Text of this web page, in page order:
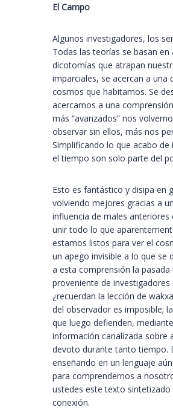
El Campo
Algunos investigadores, los
Todas las teorías se basan
dicotomías que atrapan
imparciales, se acercan a
cosmos que habitamos. Se
acercamos a una
más “avanzados” nos
observar sin ellos, más nos
Simplificando lo que acabo
el tiempo son solo parte del
Esto es fantástico y disipa en
volviendo mejores gracias a
influencia de males
unir todo lo que
estamos listos para ver el
un apego invisible a lo que se
a esta comprensión la
proveniente de
¿recuerdan la lección de
del observador es imposible;
que luego defienden,
información canalizada sobre
devoto durante tanto tiempo.
enseñando en un lenguaje
para comprendernos a
ustedes este texto
conexión.